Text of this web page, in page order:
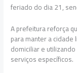
feriado do dia 21,
A prefeitura reforça
para manter a
domiciliar e
serviços específicos.